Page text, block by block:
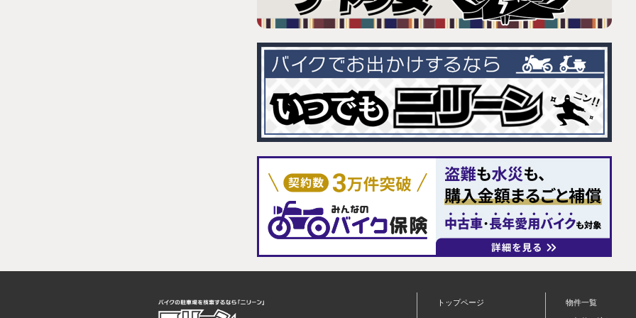
トップページ 物件一覧